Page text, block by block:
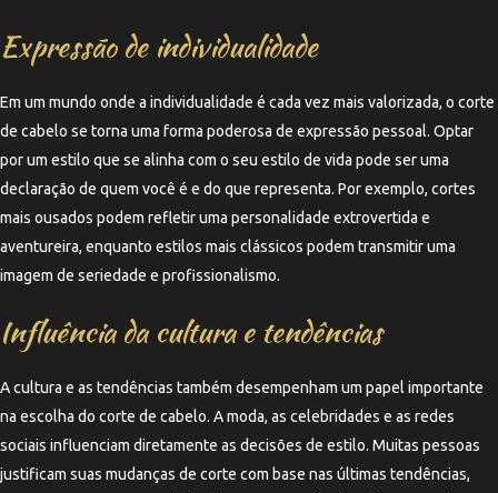
Expressão de individualidade
Em um mundo onde a individualidade é cada vez mais valorizada, o corte
de cabelo se torna uma forma poderosa de expressão pessoal. Optar
por um estilo que se alinha com o seu estilo de vida pode ser uma
declaração de quem você é e do que representa. Por exemplo, cortes
mais ousados podem refletir uma personalidade extrovertida e
aventureira, enquanto estilos mais clássicos podem transmitir uma
imagem de seriedade e profissionalismo.
Influência da cultura e tendências
A cultura e as tendências também desempenham um papel importante
na escolha do corte de cabelo. A moda, as celebridades e as redes
sociais influenciam diretamente as decisões de estilo. Muitas pessoas
justificam suas mudanças de corte com base nas últimas tendências,